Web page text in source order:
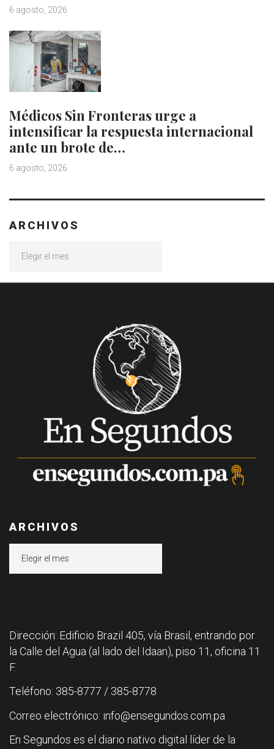
6 agosto, 2026
Médicos Sin Fronteras urge a
intensificar la respuesta internacional
ante un brote de…
6 agosto, 2026
ARCHIVOS
ARCHIVOS
Dirección: Edificio Brazil 405, vía Brasil, entrando por
la Calle del Agua (al lado del Idaan), piso 11, oficina 11
F.
Teléfono: 385-8777 / 385-8778
Correo electrónico: info@ensegundos.com.pa
En Segundos es el diario nativo digital líder de la